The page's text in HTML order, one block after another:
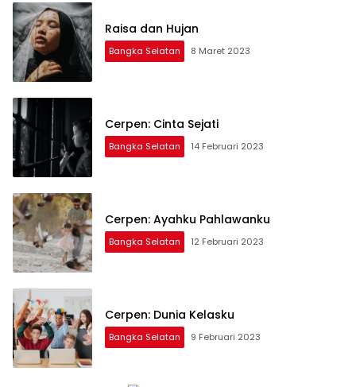
Raisa dan Hujan
Bangka Selatan 8 Maret 2023
Cerpen: Cinta Sejati
Bangka Selatan 14 Februari 2023
Cerpen: Ayahku Pahlawanku
Bangka Selatan 12 Februari 2023
Cerpen: Dunia Kelasku
Bangka Selatan 9 Februari 2023